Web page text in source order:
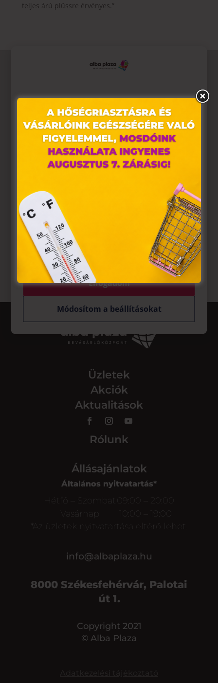
teljes árú plüssre érvényes.”
Üzletek
Akciók
Aktualitások
Rólunk
Állásajánlatok
Általános nyitvatartás*
Hétfő – Szombat
09:00 – 20:00
Vasárnap
10:00 – 19:00
*Az üzletek nyitvatartása eltérő lehet.
info@albaplaza.hu
8000 Székesfehérvár, Palotai
út 1.
Copyright 2021
© Alba Plaza
Ez az oldal sütiket használ
Weboldalunkon „cookie"-kat (továbbiakban „süti")
alkalmazunk. Ezek olyan fájlok, melyek információt tárolnak
webes böngészőjében. Ehhez az Ön hozzájárulása
szükséges.
A „sütiket" az elektronikus hírközlésről szóló 2003. évi C.
törvény, az elektronikus kereskedelmi szolgáltatások, az
információs társadalommal összefüggő szolgáltatások
egyes kérdéseiről szóló 2001. évi CVIII. törvény, valamint az
Európai Unió előírásainak megfelelően használjuk. Azon
weblapoknak, melyek az Európai Unió országain belül
működnek, a „sütik" használatához, és ezeknek a
felhasználó számítógépén vagy egyéb eszközén történő
tárolásához a felhasználók hozzájárulását kell kérniük.
Elfogadom
Módosítom a beállításokat